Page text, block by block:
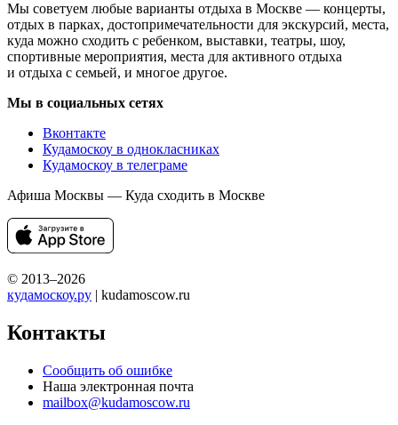
Мы советуем любые варианты отдыха в Москве — концерты,
отдых в парках, достопримечательности для экскурсий, места,
куда можно сходить с ребенком, выставки, театры, шоу,
спортивные мероприятия, места для активного отдыха
и отдыха с семьей, и многое другое.
Мы в социальных сетях
Вконтакте
Кудамоскоу в однокласниках
Кудамоскоу в телеграме
Афиша Москвы — Куда сходить в Москве
© 2013–2026
кудамоскоу.ру | kudamoscow.ru
Контакты
Сообщить об ошибке
Наша электронная почта
mailbox@kudamoscow.ru